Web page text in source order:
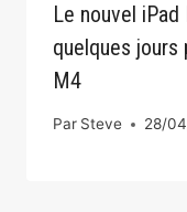
Le nouvel
quelques jours
M4
Par Steve 28/